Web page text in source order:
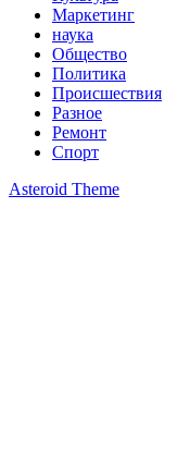
Маркетинг
наука
Общество
Политика
Происшествия
Разное
Ремонт
Спорт
Asteroid Theme